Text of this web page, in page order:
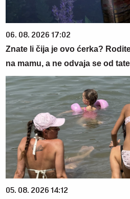
06. 08. 2026 17:02
Znate li čija je ovo ćerka?
na mamu, a ne odvaja se od
05. 08. 2026 14:12